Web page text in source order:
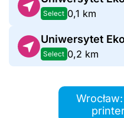
Select 0,1 km
Select 0,2 km